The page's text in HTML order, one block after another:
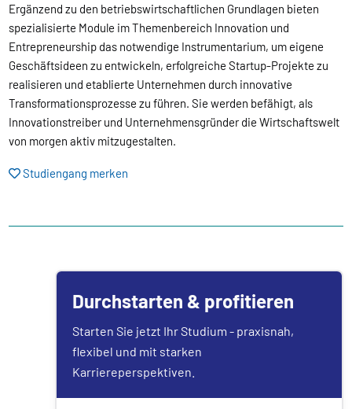
Ergänzend zu den betriebswirtschaftlichen Grundlagen bieten
spezialisierte Module im Themenbereich Innovation und
Entrepreneurship das notwendige Instrumentarium, um eigene
Geschäftsideen zu entwickeln, erfolgreiche Startup-Projekte zu
realisieren und etablierte Unternehmen durch innovative
Transformationsprozesse zu führen. Sie werden befähigt, als
Innovationstreiber und Unternehmensgründer die Wirtschaftswelt
von morgen aktiv mitzugestalten.
Studiengang merken
Durchstarten & profitieren
Starten Sie jetzt Ihr Studium - praxisnah,
flexibel und mit starken
Karriereperspektiven.